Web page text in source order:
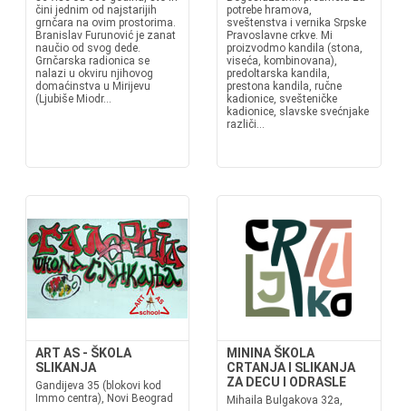
čini jednim od najstarijih
grnčara na ovim prostorima.
Branislav Furunović je zanat
naučio od svog dede.
Grnčarska radionica se
nalazi u okviru njihovog
domaćinstva u Mirijevu
(Ljubiše Miodr...
potrebe hramova,
sveštenstva i vernika Srpske
Pravoslavne crkve. Mi
proizvodmo kandila (stona,
viseća, kombinovana),
predoltarska kandila,
prestona kandila, ručne
kadionice, svešteničke
kadionice, slavske svećnjake
različi...
ART AS - ŠKOLA
SLIKANJA
Gandijeva 35 (blokovi kod
Immo centra), Novi Beograd
MININA ŠKOLA
CRTANJA I SLIKANJA
ZA DECU I ODRASLE
Mihaila Bulgakova 32a,